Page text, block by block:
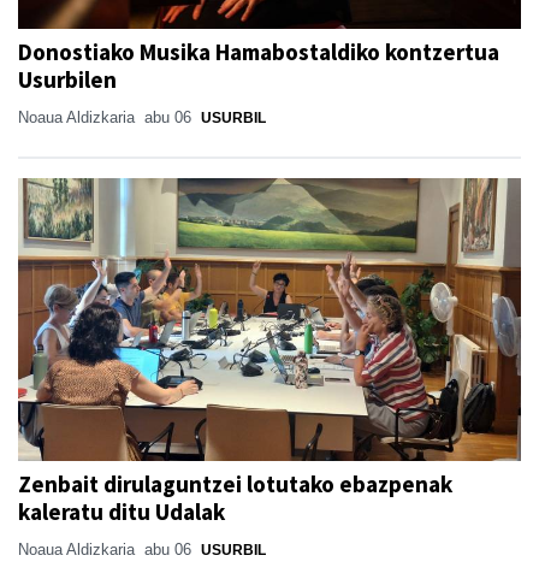
Donostiako Musika Hamabostaldiko kontzertua
Usurbilen
Noaua Aldizkaria abu 06 USURBIL
Zenbait dirulaguntzei lotutako ebazpenak
kaleratu ditu Udalak
Noaua Aldizkaria abu 06 USURBIL